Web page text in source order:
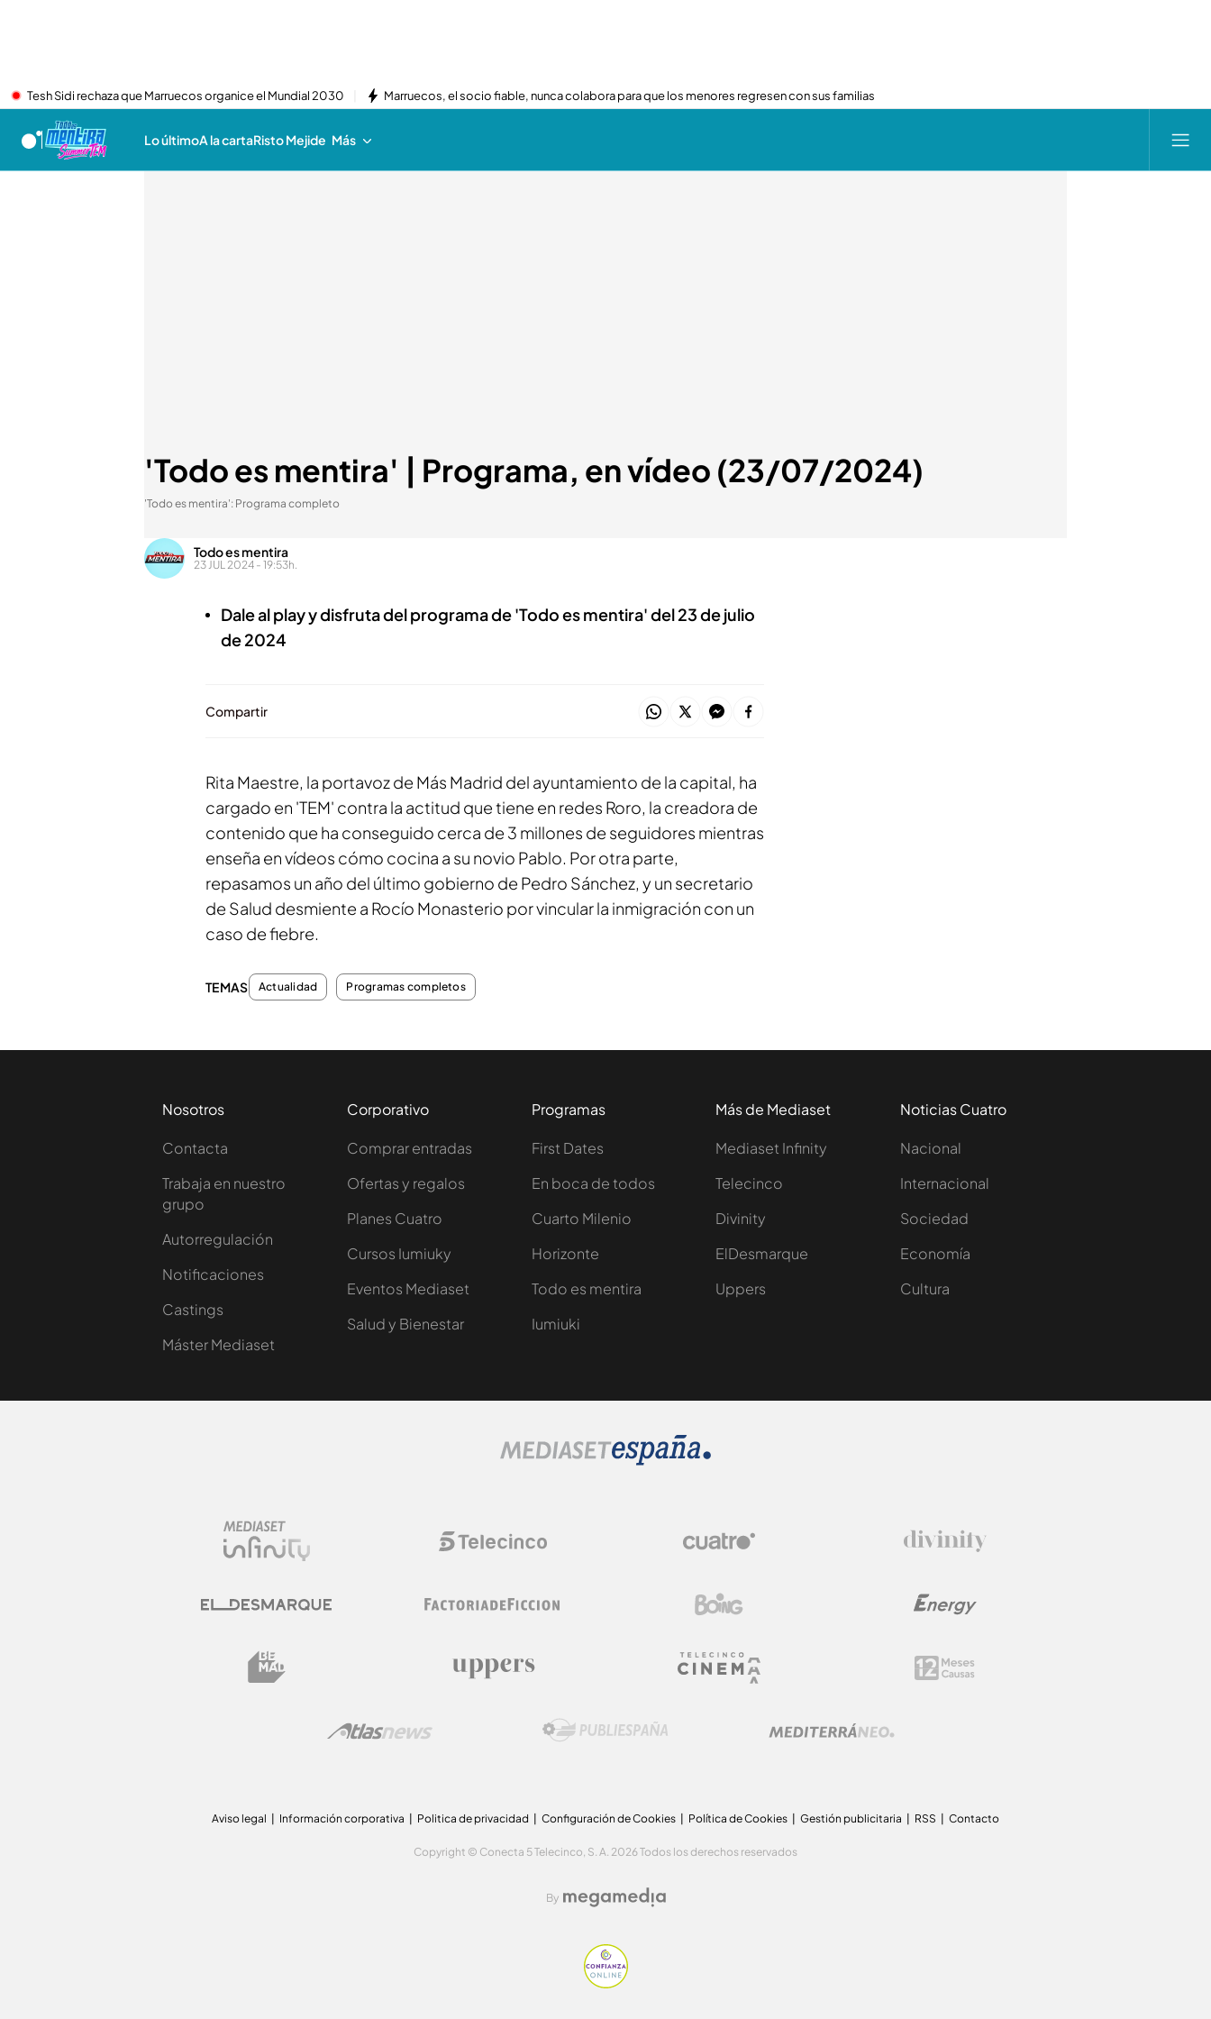
Tesh Sidi rechaza que Marruecos organice el Mundial 2030 Marruecos, el socio fiable, nunca colabora para que los menores regresen con sus familias
Lo últimoA la cartaRisto Mejide Más
'Todo es mentira' | Programa, en vídeo (23/07/2024)
'Todo es mentira': Programa completo
Todo es mentira
23 JUL 2024 - 19:53h.
Dale al play y disfruta del programa de 'Todo es mentira' del 23 de julio
de 2024
Compartir
Rita Maestre, la portavoz de Más Madrid del ayuntamiento de la capital, ha
cargado en 'TEM' contra la actitud que tiene en redes Roro, la creadora de
contenido que ha conseguido cerca de 3 millones de seguidores mientras
enseña en vídeos cómo cocina a su novio Pablo. Por otra parte,
repasamos un año del último gobierno de Pedro Sánchez, y un secretario
de Salud desmiente a Rocío Monasterio por vincular la inmigración con un
caso de fiebre.
TEMAS Actualidad Programas completos
Nosotros
Contacta
Trabaja en nuestro
grupo
Autorregulación
Notificaciones
Castings
Máster Mediaset
Corporativo
Comprar entradas
Ofertas y regalos
Planes Cuatro
Cursos Iumiuky
Eventos Mediaset
Salud y Bienestar
Programas
First Dates
En boca de todos
Cuarto Milenio
Horizonte
Todo es mentira
Iumiuki
Más de Mediaset
Mediaset Infinity
Telecinco
Divinity
ElDesmarque
Uppers
Noticias Cuatro
Nacional
Internacional
Sociedad
Economía
Cultura
Aviso legal Información corporativa Politica de privacidad Configuración de Cookies Política de Cookies Gestión publicitaria RSS Contacto
Copyright © Conecta 5 Telecinco, S. A. 2026 Todos los derechos reservados
By